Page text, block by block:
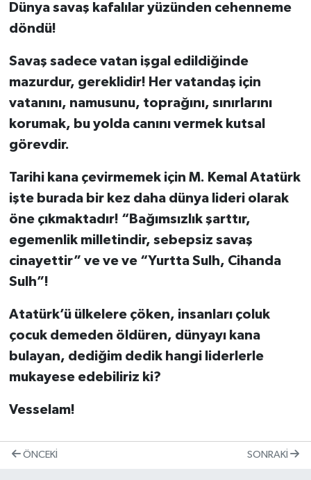
Dünya savaş kafalılar yüzünden cehenneme
döndü!
Savaş sadece vatan işgal edildiğinde
mazurdur, gereklidir! Her vatandaş için
vatanını, namusunu, toprağını, sınırlarını
korumak, bu yolda canını vermek kutsal
görevdir.
Tarihi kana çevirmemek için M. Kemal Atatürk
işte burada bir kez daha dünya lideri olarak
öne çıkmaktadır! “Bağımsızlık şarttır,
egemenlik milletindir, sebepsiz savaş
cinayettir” ve ve ve “Yurtta Sulh, Cihanda
Sulh”!
Atatürk’ü ülkelere çöken, insanları çoluk
çocuk demeden öldüren, dünyayı kana
bulayan, dediğim dedik hangi liderlerle
mukayese edebiliriz ki?
Vesselam!
ÖNCEKI SONRAKI